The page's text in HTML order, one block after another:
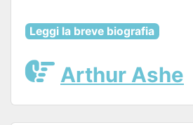
Leggi la breve biografia
Arthur Ashe